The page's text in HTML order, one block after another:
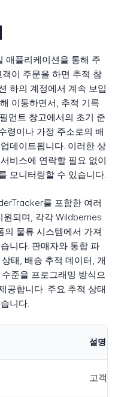
애플리케이션을 통해 주
이 주문을 하면 추적 참
하의 계정에서 계속 보입
이동하면서, 추적 기록
먼트 창고에서의 초기 준
령이나 가정 주소로의 배
데이트됩니다. 이러한 상
비스에 연락할 필요 없이
모니터링할 수 있습니다.
를 포함한 여러
되며, 각각 Wildberries
의 물류 시스템에서 가져
니다. 판매자와 통합 파
태, 배송 추적 데이터, 개
준을 프로그래밍 방식으
공합니다. 주요 추적 상태
니다.
설명
고객이